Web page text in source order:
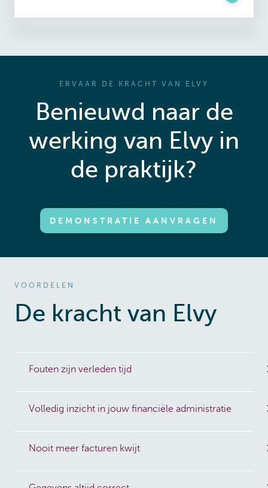
ERVAAR DE KRACHT VAN ELVY
Benieuwd naar de
werking van Elvy in
de praktijk?
DEMONSTRATIE AANVRAGEN
VOORDELEN
De kracht van Elvy
Fouten zijn verleden tijd
Volledig inzicht in jouw financiële administratie
Nooit meer facturen kwijt